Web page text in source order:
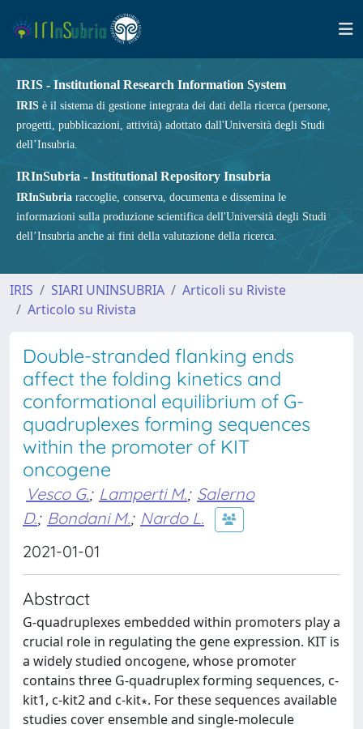
IRIS - Institutional Research Information System
IRIS è il sistema di gestione integrata dei dati della ricerca (persone,
progetti, pubblicazioni, attività) adottato dall'Università degli Studi
dell’Insubria.
IRInSubria - Institutional Repository Insubria
IRInSubria raccoglie, conserva, documenta e dissemina le
informazioni sulla produzione scientifica dell'Università degli Studi
dell’Insubria anche ai fini della valutazione della ricerca.
IRIS SIARI UNINSUBRIA
Articoli su Riviste
Articolo su Rivista
Double-stranded flanking ends
affect the folding kinetics and
conformational equilibrium of G-
quadruplexes forming sequences
within the promoter of KIT
oncogene
Vesco G.; Lamperti M.; Salerno
D.; Bondani M.; Nardo L.
2021-01-01
Abstract
G-quadruplexes embedded within promoters play a
crucial role in regulating the gene expression. KIT is
a widely studied oncogene, whose promoter
contains three G-quadruplex forming sequences, c-
kit1, c-kit2 and c-kit∗. For these sequences available
studies cover ensemble and single-molecule